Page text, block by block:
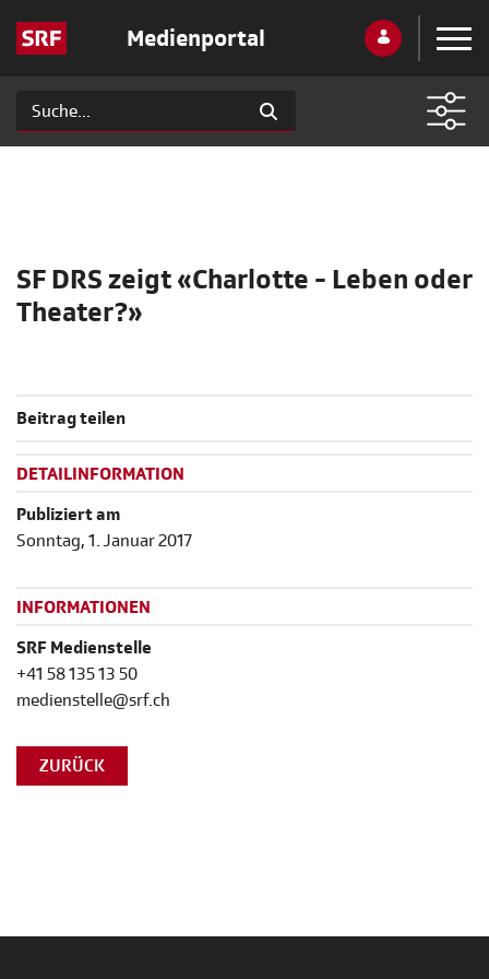
Medienportal
SF DRS zeigt «Charlotte - Leben oder
Theater?»
Beitrag teilen
DETAILINFORMATION
Publiziert am
Sonntag, 1. Januar 2017
INFORMATIONEN
SRF Medienstelle
+41 58 135 13 50
medienstelle@srf.ch
ZURÜCK